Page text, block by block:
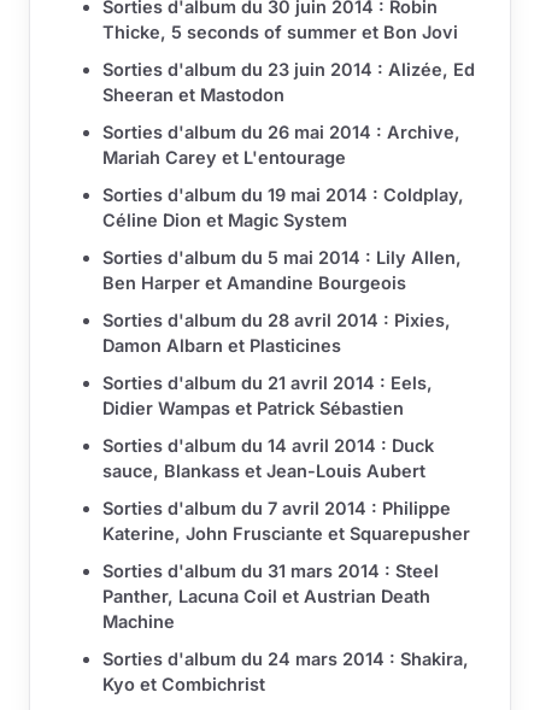
Sorties d'album du 30 juin 2014 : Robin
Thicke, 5 seconds of summer et Bon Jovi
Sorties d'album du 23 juin 2014 : Alizée, Ed
Sheeran et Mastodon
Sorties d'album du 26 mai 2014 : Archive,
Mariah Carey et L'entourage
Sorties d'album du 19 mai 2014 : Coldplay,
Céline Dion et Magic System
Sorties d'album du 5 mai 2014 : Lily Allen,
Ben Harper et Amandine Bourgeois
Sorties d'album du 28 avril 2014 : Pixies,
Damon Albarn et Plasticines
Sorties d'album du 21 avril 2014 : Eels,
Didier Wampas et Patrick Sébastien
Sorties d'album du 14 avril 2014 : Duck
sauce, Blankass et Jean-Louis Aubert
Sorties d'album du 7 avril 2014 : Philippe
Katerine, John Frusciante et Squarepusher
Sorties d'album du 31 mars 2014 : Steel
Panther, Lacuna Coil et Austrian Death
Machine
Sorties d'album du 24 mars 2014 : Shakira,
Kyo et Combichrist